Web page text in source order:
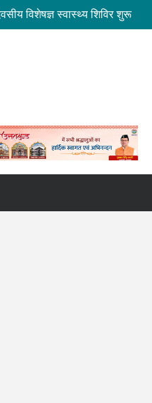
विशेषज्ञ स्वास्थ्य शिविर शुरू
सहकारिता में हरियाणा व उत्तराखंड मिलकर करेंगे कामः डाॅ. धन सिंह रावत
एनसीसी ने की शिष्टाचार भेंट